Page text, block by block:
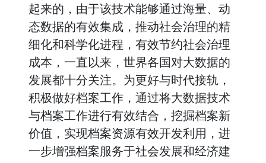
起来的，由于该技术能够通过海量、动
态数据的有效集成，推动社会治理的精
细化和科学化进程，有效节约社会治理
成本，一直以来，世界各国对大数据的
发展都十分关注。为更好与时代接轨，
积极做好档案工作，通过将大数据技术
与档案工作进行有效结合，挖掘档案新
价值，实现档案资源有效开发利用，进
一步增强档案服务于社会发展和经济建